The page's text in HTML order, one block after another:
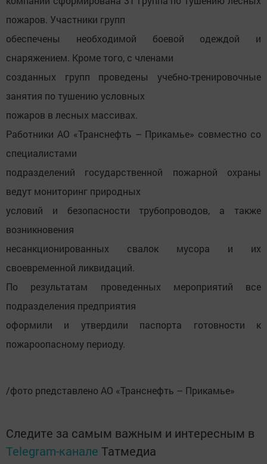
пожаров. Участники групп
обеспечены необходимой боевой одеждой и
снаряжением. Кроме того, с членами
созданных групп проведены учебно-тренировочные
занятия по тушению условных
пожаров в лесных массивах.
Работники АО «Транснефть – Прикамье» совместно со
специалистами
подразделений государственной пожарной охраны
ведут мониторинг природных
условий и безопасности трубопроводов, а также
возникновения
несанкционированных свалок мусора и их
своевременной ликвидаций.
По результатам проведенных мероприятий все
подразделения предприятия
оформили и утвердили паспорта готовности к
пожароопасному периоду.
/фото рпедставлено АО «Транснефть – Прикамье»
Следите за самым важным и интересным в
Telegram-канале Татмедиа